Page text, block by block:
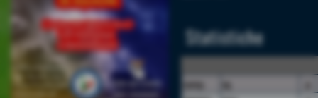
Statistiche
camp. sq.